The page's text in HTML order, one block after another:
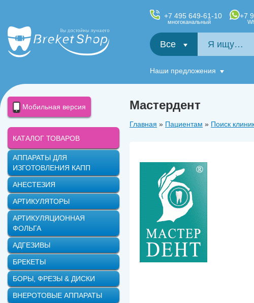
+7 495 649-61-10
многоканальный
+7
Все
Наши предложения
Мастердент
Главная » Пациентам » Поиск
Мобильная версия
КАТАЛОГ ТОВАРОВ
АППАРАТЫ ДЛЯ
ИЗГОТОВЛЕНИЯ КАПП
АНЕСТЕЗИЯ
АРТИКУЛЯТОРЫ
АРТИКУЛЯЦИОННАЯ
ФОЛЬГА
АДГЕЗИВЫ
БРЕКЕТЫ
БОРЫ, ФРЕЗЫ & ДИСКИ
ВНЕРОТОВЫЕ АППАРАТЫ